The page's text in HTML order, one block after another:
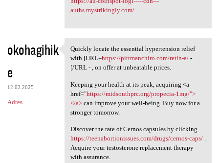
auths.mystrikingly.com/
okohagihik
e
12.02.2025
Adres
Quickly locate the essential
Quickly locate the essential hypertension relief
with [URL=https://pittmanchiro.com/retin-a/-
[/URL - , on offer at unbeatable prices.
Keeping your health at its peak, acquiring <a
href="https://midsouthprc.org/propecia-1mg/">
</a>can improve your well-being. Buy now for a
stronger tomorrow.
Discover the rate of Cernos capsules by clicking
https://teenabortionissues.com/drugs/cernos-caps/.
Acquire your testosterone replacement therapy
with assurance.